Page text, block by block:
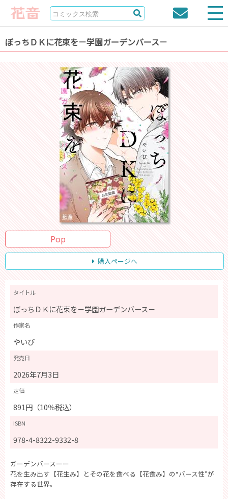
ぼっちＤＫに花束を－学園ガーデンバース－
Pop
購入ページへ
タイトル
ぼっちＤＫに花束を－学園ガーデンバース－
作家名
やいび
発売日
2026年7月3日
定価
891円（10％税込）
ISBN
978-4-8322-9332-8
ガーデンバースーー
花を生み出す【花生み】とその花を食べる【花食み】の“バース性”が
存在する世界。